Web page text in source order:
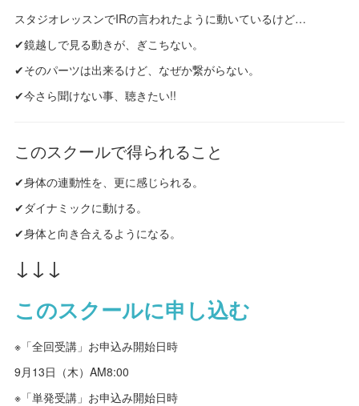
スタジオレッスンでIRの言われたように動いているけど…
✔鏡越しで見る動きが、ぎこちない。
✔そのパーツは出来るけど、なぜか繋がらない。
✔今さら聞けない事、聴きたい!!
このスクールで得られること
✔身体の連動性を、更に感じられる。
✔ダイナミックに動ける。
✔身体と向き合えるようになる。
↓↓↓
このスクールに申し込む
※「全回受講」お申込み開始日時
9月13日（木）AM8:00
※「単発受講」お申込み開始日時